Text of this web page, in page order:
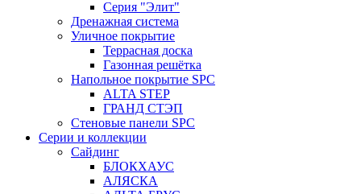
Серия "Элит"
Дренажная система
Уличное покрытие
Террасная доска
Газонная решётка
Напольное покрытие SPC
ALTA STEP
ГРАНД СТЭП
Стеновые панели SPC
Серии и коллекции
Сайдинг
БЛОКХАУС
АЛЯСКА